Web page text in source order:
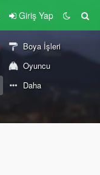
Giriş Yap
Boya İşleri
Oyuncu
Daha